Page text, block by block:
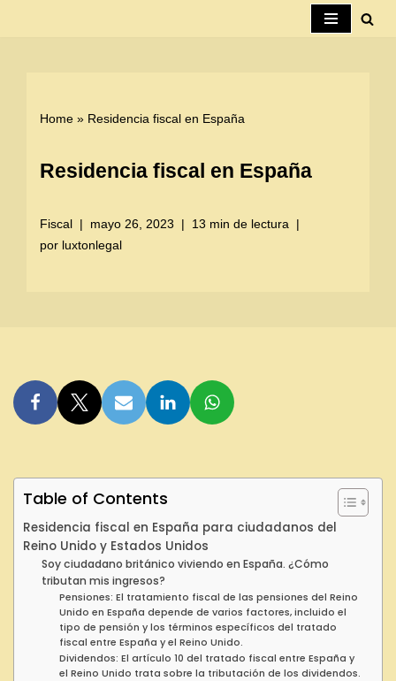
Home » Residencia fiscal en España
Residencia fiscal en España
Fiscal mayo 26, 2023
13 min de lectura
por luxtonlegal
Table of Contents
Residencia fiscal en España para ciudadanos del
Reino Unido y Estados Unidos
Soy ciudadano británico viviendo en España. ¿Cómo
tributan mis ingresos?
Pensiones: El tratamiento fiscal de las pensiones del Reino
Unido en España depende de varios factores, incluido el
tipo de pensión y los términos específicos del tratado
fiscal entre España y el Reino Unido.
Dividendos: El artículo 10 del tratado fiscal entre España y
el Reino Unido trata sobre la tributación de los dividendos.